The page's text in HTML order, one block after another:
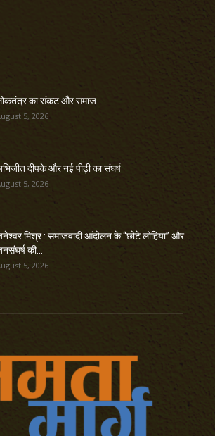
का संकट और समाज
5, 2026
दीपके और नई पीढ़ी का संघर्ष
5, 2026
मिश्र : समाजवादी आंदोलन के “छोटे लोहिया” और
की...
5, 2026